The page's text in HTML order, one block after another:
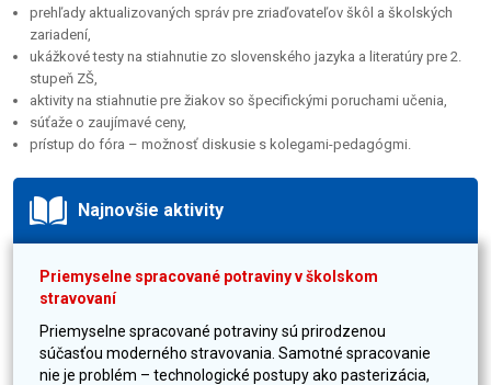
prehľady aktualizovaných správ pre zriaďovateľov škôl a školských
zariadení,
ukážkové testy na stiahnutie zo slovenského jazyka a literatúry pre 2.
stupeň ZŠ,
aktivity na stiahnutie pre žiakov so špecifickými poruchami učenia,
súťaže o zaujímavé ceny,
prístup do fóra – možnosť diskusie s kolegami-pedagógmi.
Najnovšie aktivity
Priemyselne spracované potraviny v školskom
stravovaní
Priemyselne spracované potraviny sú prirodzenou
súčasťou moderného stravovania. Samotné spracovanie
nie je problém – technologické postupy ako pasterizácia,